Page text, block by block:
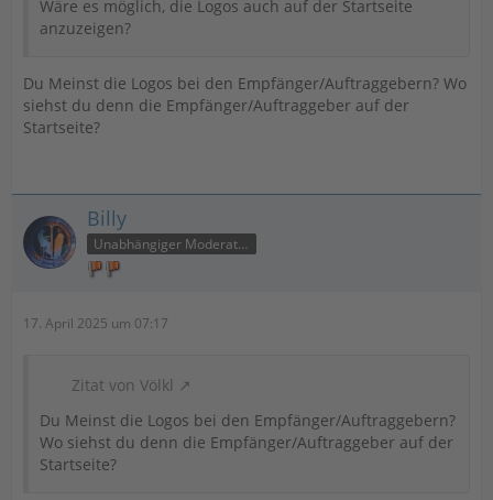
Wäre es möglich, die Logos auch auf der Startseite
anzuzeigen?
Du Meinst die Logos bei den Empfänger/Auftraggebern? Wo
siehst du denn die Empfänger/Auftraggeber auf der
Startseite?
Billy
Unabhängiger Moderator
17. April 2025 um 07:17
Zitat von Völkl
Du Meinst die Logos bei den Empfänger/Auftraggebern?
Wo siehst du denn die Empfänger/Auftraggeber auf der
Startseite?